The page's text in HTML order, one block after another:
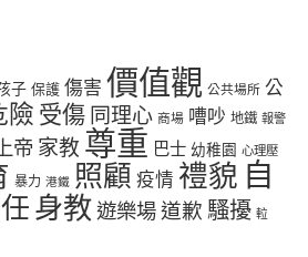
子 保護 傷害 價值觀 公共場所 公
險 受傷 同理心 商場 嘈吵 地鐵 報警
帝 家教 尊重 巴士 幼稚園 心理壓
暴力 港鐵 照顧 疫情 禮貌 自
身教遊樂場道歉 騷擾 𨋢